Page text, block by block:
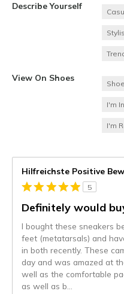
Describe Yourself
View On Shoes
I'm
I'm
Hilfreichste Positive
5
Definitely would
I bought these sneakers
feet (metatarsals) and
in both recently. These
day and was amazed at
well as the comfortable
as well as b